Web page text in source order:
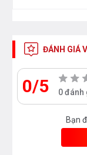
Chức năng
và mức công
Tính năng
động“
Hệ thống lưới
động với một
ĐÁNH GIÁ
0/5 0 đánh
Bạn